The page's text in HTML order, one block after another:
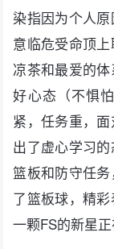
染指因为个人
意临危受命顶
凉茶和最爱的
好心态（不惧
紧，任务重，
出了虚心学习
篮板和防守任
了篮板球，精
一颗FS的新星正